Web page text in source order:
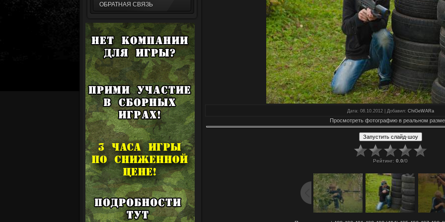
ОБРАТНАЯ СВЯЗЬ
Дата: 08.10.2012 | Добавил: ChiGeWARa
Просмотреть фотографию в реальном
Рейтинг: 0.0/0